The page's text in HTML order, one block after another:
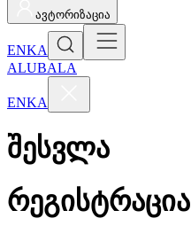
ავტორიზაცია
ENKA
ALUBALA
ENKA
შესვლა
რეგისტრაცია